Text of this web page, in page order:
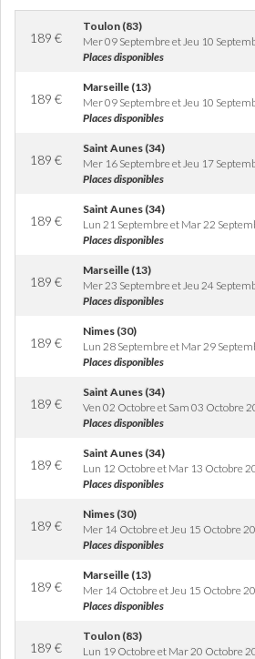
189 €
Toulon (83)
Mer 09 Septembre et Jeu 10
Places disponibles
189 €
Marseille (13)
Mer 09 Septembre et Jeu 10
Places disponibles
189 €
Saint Aunes (34)
Mer 16 Septembre et Jeu 17
Places disponibles
189 €
Saint Aunes (34)
Lun 21 Septembre et Mar 22
Places disponibles
189 €
Marseille (13)
Mer 23 Septembre et Jeu 24
Places disponibles
189 €
Nimes (30)
Lun 28 Septembre et Mar 29
Places disponibles
189 €
Saint Aunes (34)
Ven 02 Octobre et Sam 03 Octobre
Places disponibles
189 €
Saint Aunes (34)
Lun 12 Octobre et Mar 13 Octobre
Places disponibles
189 €
Nimes (30)
Mer 14 Octobre et Jeu 15 Octobre
Places disponibles
189 €
Marseille (13)
Mer 14 Octobre et Jeu 15 Octobre
Places disponibles
189 €
Toulon (83)
Lun 19 Octobre et Mar 20 Octobre